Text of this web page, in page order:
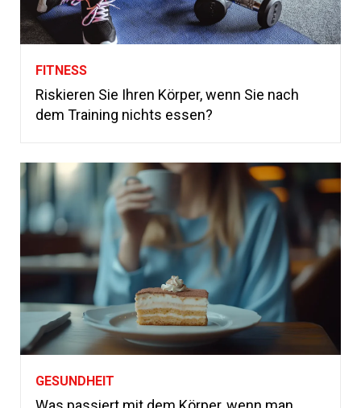
FITNESS
Riskieren Sie Ihren Körper, wenn Sie nach
dem Training nichts essen?
GESUNDHEIT